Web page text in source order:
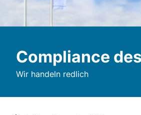
Compliance
Wir handeln redlich